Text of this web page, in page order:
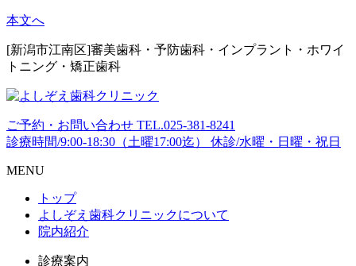
本文へ
[新潟市江南区]審美歯科・予防歯科・インプラント・ホワイ
トニング・矯正歯科
ご予約・お問い合わせ TEL.025-381-8241
診療時間/9:00-18:30（土曜17:00迄）
休診/水曜・日曜・祝日
MENU
トップ
よしぞえ歯科クリニックについて
院内紹介
診療案内